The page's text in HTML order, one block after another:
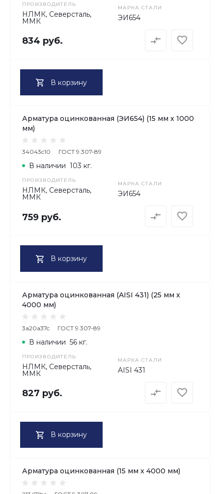
ПРОИЗВОДИТЕЛЬ
НЛМК, Северсталь,
ММК
МАРКА СТАЛИ
ЭИ654
834 руб.
В корзину
Арматура оцинкованная (ЭИ654) (15 мм х 1000
мм)
34043c10 ГОСТ 9.307-89
ПРОИЗВОДИТЕЛЬ
НЛМК, Северсталь,
ММК
МАРКА СТАЛИ
ЭИ654
В наличии 103 кг.
759 руб.
В корзину
Арматура оцинкованная (AISI 431) (25 мм х
4000 мм)
3a20a37c ГОСТ 9.307-89
ПРОИЗВОДИТЕЛЬ
НЛМК, Северсталь,
ММК
МАРКА СТАЛИ
AISI 431
В наличии 56 кг.
827 руб.
В корзину
Арматура оцинкованная (15 мм х 4000 мм)